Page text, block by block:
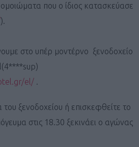
ομοιώματα που ο ίδιος κατασκεύασε
).
στο υπέρ μοντέρνο ξενοδοχείο
el/ .
ξενοδοχείου ή επισκεφθείτε το
στις 18.30 ξεκινάει ο αγώνας